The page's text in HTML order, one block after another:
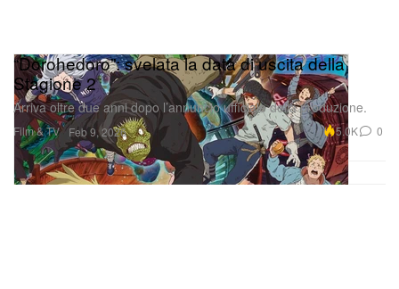
Film & TV
“Dorohedoro”: svelata la data di uscita della
Stagione 2
Arriva oltre due anni dopo l’annuncio ufficiale della produzione.
Feb 9, 2026 5.0K 0